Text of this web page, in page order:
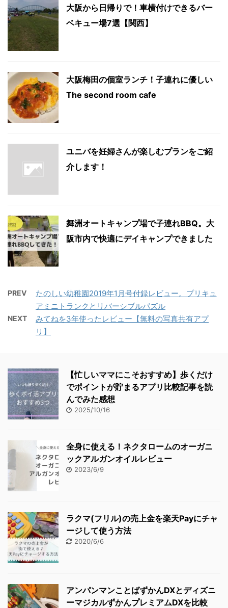
大阪から日帰りで！車横付けできるバー
ベキュー場7選【関西】
大阪梅田の個室ランチ！子連れに優しい
The second room cafe
ユニバを妊婦さんが楽しむプランをご紹
介します！
舞洲オートキャンプ場で子連れBBQ。大
阪市内で快適にデイキャンプできました
PREV
たのしい幼稚園2019年1月号付録レビュー。プリキュ
アミニトランクとリバーシブルパズル
NEXT
みてねを3年使ったレビュー【無料の写真共有アプ
リ】
【忙しいママにこそおすすめ】歩くだけ
でポイントが貯まるアプリ比較記事を読
んでみた感想
2025/10/16
全身に使える！ネクタロームのオーガニ
ックアルガンオイルレビュー
2023/6/9
ラクマ(フリル)の売上金を楽天Payにチャ
ージして使う方法
2020/6/6
アンパンマンことばずかんDXとディズニ
ーマジカルずかんプレミアムDXを比較